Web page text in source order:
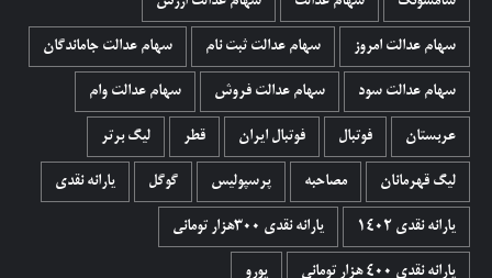
سهام عدالت امروز سهام عدالت ثبت نام سهام عدالت جاماندگان
سهام عدالت سود سهام عدالت فروش سهام عدالت وام
عربستان فوتبال فوتبال ایران قطر لیگ برتر
لیگ قهرمانان مصاحبه پرسپولیس گوگل یارانه نقدی
یارانه نقدی 1402 یارانه نقدی ۳۰۰هزار تومانی
یارانه نقدی ۴۰۰ هزار تومانی یورو